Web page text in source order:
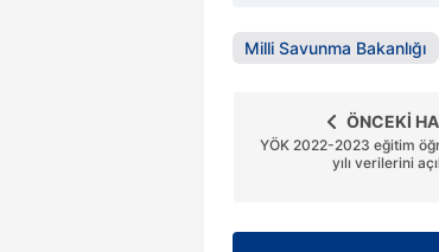
mevzuata uygun
Milli Savunma Bakanlığı
ÖNCEKİ
YÖK 2022-2023 eğitim
yılı verilerini